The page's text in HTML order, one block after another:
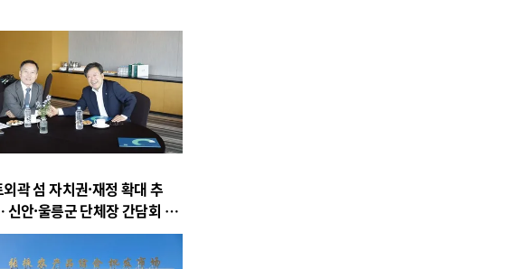
곽 섬 자치권·재정 확대 추
안·울릉군 단체장 간담회 개